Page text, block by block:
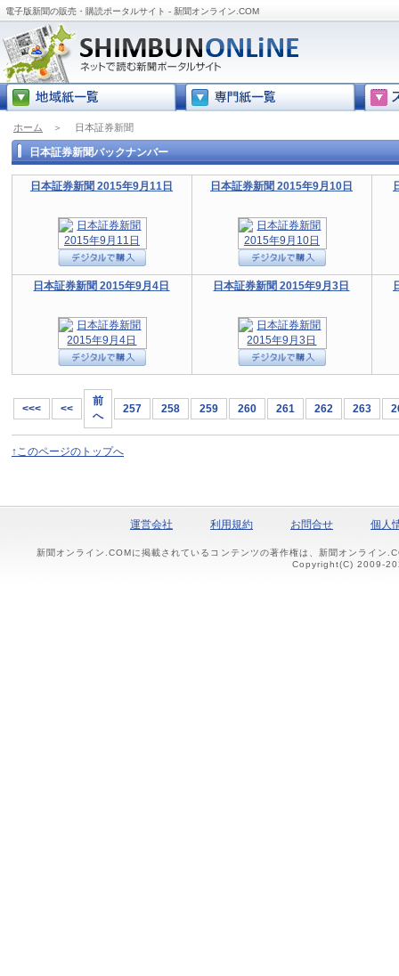
電子版新聞の販売・購読ポータルサイト - 新聞オンライン.COM
ホーム ＞ 日本証券新聞
日本証券新聞バックナンバー
日本証券新聞 2015年9月11日 日本証券新聞 2015年9月10日
日本証券新聞 2015年9月4日 日本証券新聞 2015年9月3日
<<< <<
前
へ
257 258 259 260 261 262 263
↑このページのトップへ
運営会社 利用規約 お問合せ 個人
新聞オンライン.COMに掲載されているコンテンツの著作権は、新聞オンライン
Copyright(C) 2009-